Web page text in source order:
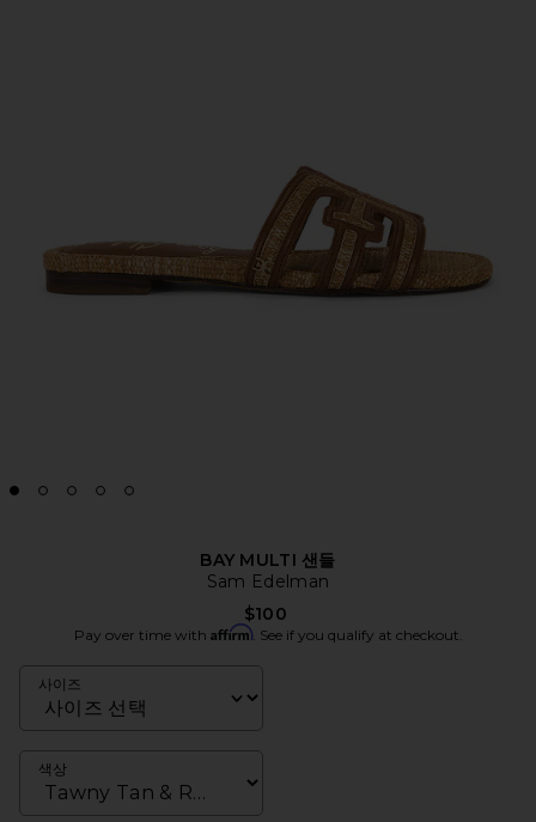
BAY MULTI 샌들
Sam Edelman
$100
Pay over time with Affirm. See if you qualify at checkout.
사이즈
색상